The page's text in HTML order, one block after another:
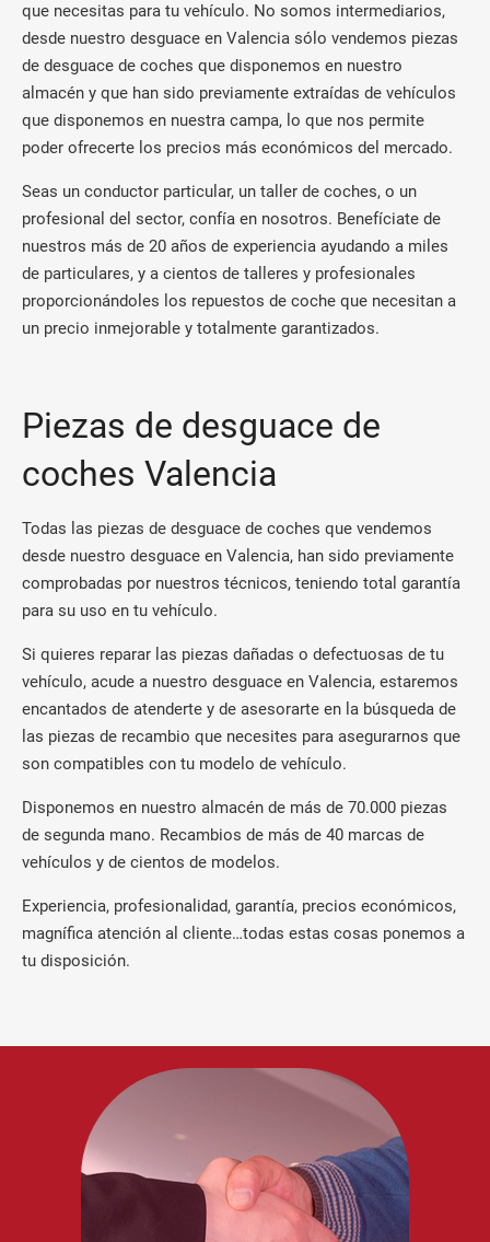
que necesitas para tu vehículo. No somos intermediarios,
desde nuestro desguace en Valencia sólo vendemos piezas
de desguace de coches que disponemos en nuestro
almacén y que han sido previamente extraídas de vehículos
que disponemos en nuestra campa, lo que nos permite
poder ofrecerte los precios más económicos del mercado.
Seas un conductor particular, un taller de coches, o un
profesional del sector, confía en nosotros. Benefíciate de
nuestros más de 20 años de experiencia ayudando a miles
de particulares, y a cientos de talleres y profesionales
proporcionándoles los repuestos de coche que necesitan a
un precio inmejorable y totalmente garantizados.
Piezas de desguace de
coches Valencia
Todas las piezas de desguace de coches que vendemos
desde nuestro desguace en Valencia, han sido previamente
comprobadas por nuestros técnicos, teniendo total garantía
para su uso en tu vehículo.
Si quieres reparar las piezas dañadas o defectuosas de tu
vehículo, acude a nuestro desguace en Valencia, estaremos
encantados de atenderte y de asesorarte en la búsqueda de
las piezas de recambio que necesites para asegurarnos que
son compatibles con tu modelo de vehículo.
Disponemos en nuestro almacén de más de 70.000 piezas
de segunda mano. Recambios de más de 40 marcas de
vehículos y de cientos de modelos.
Experiencia, profesionalidad, garantía, precios económicos,
magnífica atención al cliente…todas estas cosas ponemos a
tu disposición.